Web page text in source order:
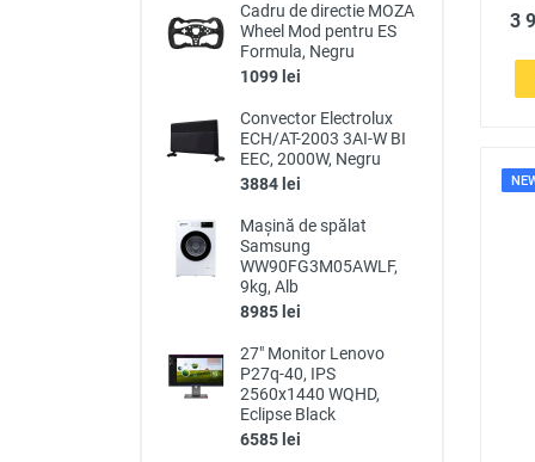
Cadru de directie MOZA
Wheel Mod pentru ES
Formula, Negru
1099 lei
Convector Electrolux
ECH/AT-2003 3AI-W BI
EEC, 2000W, Negru
3884 lei
Mașină de spălat
Samsung
WW90FG3M05AWLF,
9kg, Alb
8985 lei
27" Monitor Lenovo
P27q-40, IPS
2560x1440 WQHD,
Eclipse Black
6585 lei
3